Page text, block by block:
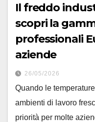
Il freddo
scopri la
professionali
aziende
26/05/2026
Quando le
ambienti di lavoro
priorità per molte